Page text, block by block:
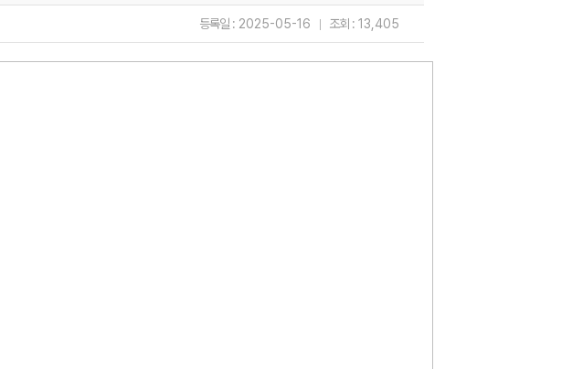
등록일 : 2025-05-16 조회 : 13,405